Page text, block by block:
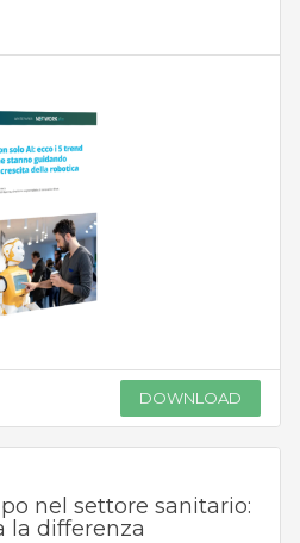
DOWNLOAD
nel settore sanitario:
la differenza